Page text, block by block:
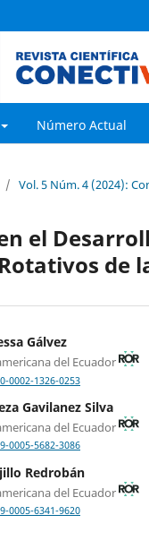
Número Actual
/ Vol. 5 Núm. 4 (2024):
el
de
Gálvez
del Ecuador
1326-0253
Gavilanez Silva
del Ecuador
5682-3086
Redrobán
del Ecuador
6341-9620